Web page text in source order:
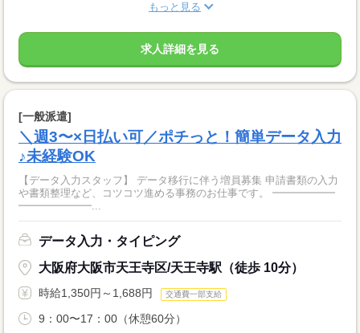
もっと見る
求人詳細を見る
[一般派遣]
＼週3〜×日払い可／ポチっと！簡単データ入力
♪未経験OK
【データ入力スタッフ】 データ移行に伴う増員募集 申請書類の入力
や書類整理など、コツコツ進める事務のお仕事です。 ━━━━━━
━━━━━━━...
データ入力・タイピング
大阪府大阪市天王寺区/天王寺駅（徒歩 10分）
時給1,350円～1,688円 交通費一部支給
9：00〜17：00（休憩60分）